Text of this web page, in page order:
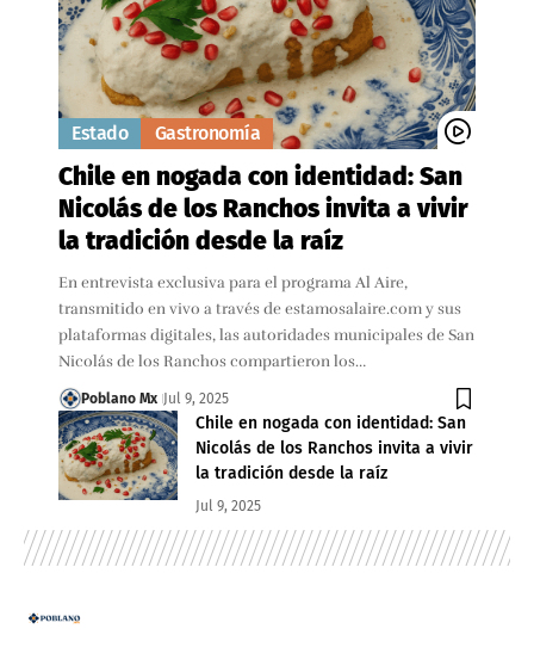
Estado Gastronomía
Chile en nogada con identidad: San
Nicolás de los Ranchos invita a vivir
la tradición desde la raíz
En entrevista exclusiva para el programa Al Aire,
transmitido en vivo a través de estamosalaire.com y sus
plataformas digitales, las autoridades municipales de San
Nicolás de los Ranchos compartieron los…
Poblano Mx Jul 9, 2025
Chile en nogada con identidad: San
Nicolás de los Ranchos invita a vivir
la tradición desde la raíz
Jul 9, 2025